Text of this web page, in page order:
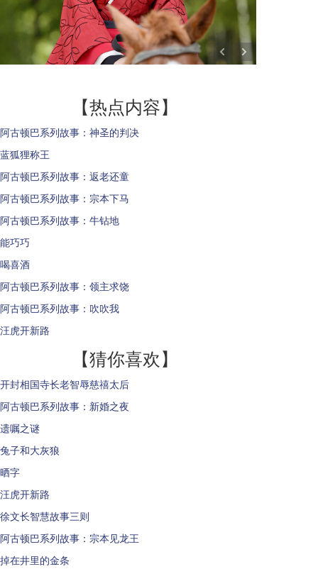
【热点内容】
阿古顿巴系列故事：神圣的判决
蓝狐狸称王
阿古顿巴系列故事：返老还童
阿古顿巴系列故事：宗本下马
阿古顿巴系列故事：牛钻地
能巧巧
喝喜酒
阿古顿巴系列故事：领主求饶
阿古顿巴系列故事：吹吹我
汪虎开新路
【猜你喜欢】
开封相国寺长老智辱慈禧太后
阿古顿巴系列故事：新婚之夜
遗嘱之谜
兔子和大灰狼
晒字
汪虎开新路
徐文长智慧故事三则
阿古顿巴系列故事：宗本见龙王
掉在井里的金条